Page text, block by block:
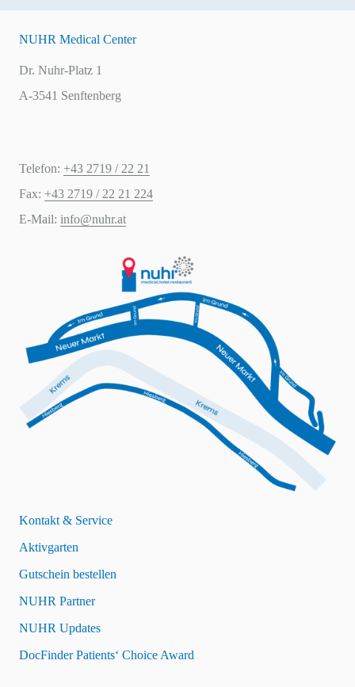
NUHR Medical Center
Dr. Nuhr-Platz 1
A-3541 Senftenberg
Telefon: +43 2719 / 22 21
Fax: +43 2719 / 22 21 224
E-Mail: info@nuhr.at
Kontakt & Service
Aktivgarten
Gutschein bestellen
NUHR Partner
NUHR Updates
DocFinder Patients‘ Choice Award